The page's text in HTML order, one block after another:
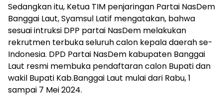
Sedangkan itu, Ketua TIM penjaringan Partai NasDem
Banggai Laut, Syamsul Latif mengatakan, bahwa
sesuai intruksi DPP partai NasDem melakukan
rekrutmen terbuka seluruh calon kepala daerah se-
Indonesia. DPD Partai NasDem kabupaten Banggai
Laut resmi membuka pendaftaran calon Bupati dan
wakil Bupati Kab.Banggai Laut mulai dari Rabu, 1
sampai 7 Mei 2024.